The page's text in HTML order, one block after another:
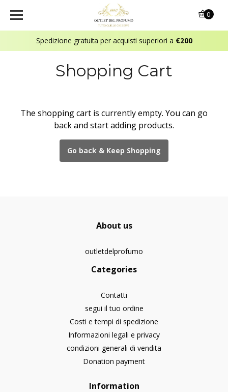
Spedizione gratuita per acquisti superiori a €200
0
Shopping Cart
The shopping cart is currently empty. You can go
back and start adding products.
Go back & Keep Shopping
About us
outletdelprofumo
Categories
Contatti
segui il tuo ordine
Costi e tempi di spedizione
Informazioni legali e privacy
condizioni generali di vendita
Donation payment
Information